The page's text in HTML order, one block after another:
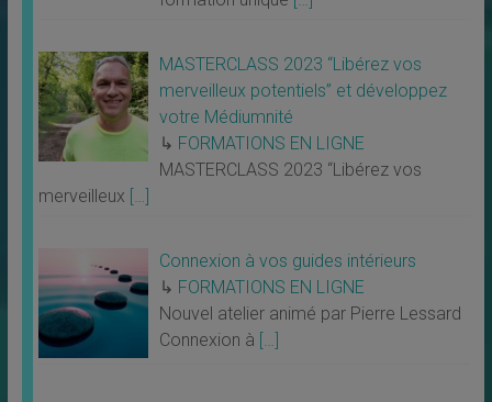
MASTERCLASS 2023 “Libérez vos
merveilleux potentiels” et développez
votre Médiumnité
↳ FORMATIONS EN LIGNE
MASTERCLASS 2023 “Libérez vos
merveilleux […]
Connexion à vos guides intérieurs
↳ FORMATIONS EN LIGNE
Nouvel atelier animé par Pierre Lessard
Connexion à […]